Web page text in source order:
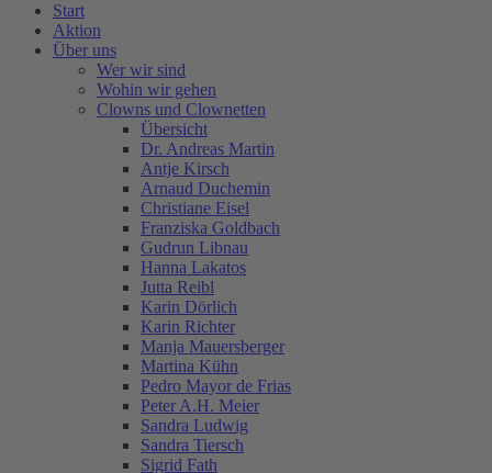
Start
Aktion
Über uns
Wer wir sind
Wohin wir gehen
Clowns und Clownetten
Übersicht
Dr. Andreas Martin
Antje Kirsch
Arnaud Duchemin
Christiane Eisel
Franziska Goldbach
Gudrun Libnau
Hanna Lakatos
Jutta Reibl
Karin Dörlich
Karin Richter
Manja Mauersberger
Martina Kühn
Pedro Mayor de Frias
Peter A.H. Meier
Sandra Ludwig
Sandra Tiersch
Sigrid Fath